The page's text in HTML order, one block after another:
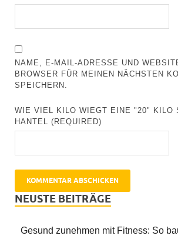
NAME, E-MAIL-ADRESSE UND
BROWSER FÜR MEINEN NÄCHSTEN
SPEICHERN.
WIE VIEL KILO WIEGT EINE "20" KILO
HANTEL (REQUIRED)
NEUSTE BEITRÄGE
Gesund zunehmen mit Fitness: So